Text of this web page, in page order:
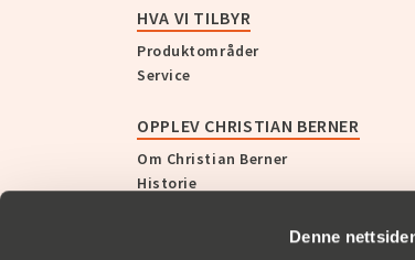
Denne
HVA VI TILBYR
Produktområder
Service
OPPLEV CHRISTIAN BERNER
Om Christian Berner
Historie